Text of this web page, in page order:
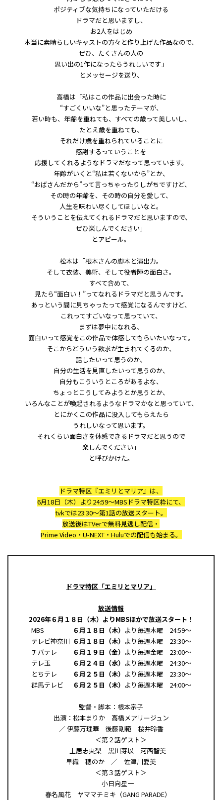
ポジティブな気持ちになっていただける
ドラマだと思いますし、
お2人をはじめ
本当に素晴らしいキャストの方々と作り上げた作品なので、
ぜひ、たくさんの人の
思い出の1作になったらうれしいです」
とメッセージを送り、
高橋は「私はこの作品に出会った時に
“すごくいいな”と思ったテーマが、
若い時も、年齢を重ねても、すべての歳って美しいし、
たとえ歳を重ねても、
それだけ歳を重ねられていることに
感謝するっていうことを
応援してくれるようなドラマだなって思っています。
年齢がいくと“私は若くないから”とか、
“おばさんだから”って言っちゃったりしがちですけど、
その時の年齢を、その時の自分を愛して、
人生を味わい尽くしてほしいなと。
そういうことを伝えてくれるドラマだと思いますので、
ぜひ楽しんでください」
とアピール。
松本は「根本さんの脚本と演出力。
そして衣装、美術、そして役者陣の面白さ。
すべて含めて、
見たら“面白い！”ってなれるドラマだと思うんです。
あっという間に見ちゃったって感覚になるんですけど、
これってすごいなって思っていて、
まずは夢中になれる、
面白いって感覚をこの作品で体感してもらいたいなって。
そこからどういう欲求が生まれてくるのか、
話したいって思うのか、
自分の生活を見直したいって思うのか、
自分もこういうところがあるよな、
ちょっとこうしてみようとか思うとか、
いろんなことが喚起されるようなドラマかなと思っていて、
とにかくこの作品に没入してもらえたら
うれしいなって思います。
それくらい面白さを体感できるドラマだと思うので
楽しんでください」
と呼びかけた。
ドラマ特区『エミリとマリア』は、
6月18日（木）より24:59〜MBSドラマ特区枠にて、
tvkでは23:30〜第1話の放送スタート。
放送後はTVerで無料見逃し配信・
Prime Video・U-NEXT・Huluでの配信も始まる。
ドラマ特区「エミリとマリア」
放送情報
2026年６月１８日（木）よりMBSほかで放送スタート！
MBS
６月１８日（木） より毎週木曜 24:59～
テレビ神奈川 ６月１８日（木） より毎週木曜 23:30～
チバテレ
６月１９日（金） より毎週金曜 23:00～
テレ玉
６月２４日（水） より毎週水曜 24:30～
とちテレ
６月２５日（木） より毎週木曜 23:30～
群馬テレビ
６月２５日（木） より毎週木曜 24:00～
監督・脚本：根本宗子
出演：松本まりか 高橋メアリージュン
／ 伊藤万理華 後藤剛範 桜井玲香
＜第２話ゲスト＞
土居志央梨 黒川芽以 河西智美
早織 穂のか ／ 佐津川愛美
＜第３話ゲスト＞
小日向星一
春名風花 ヤママチミキ（GANG PARADE）